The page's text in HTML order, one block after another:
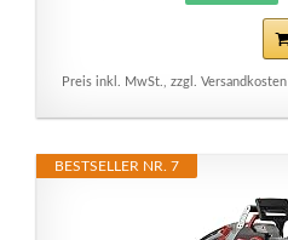
Preis inkl. MwSt., zzgl. Versandkosten
BESTSELLER NR. 7